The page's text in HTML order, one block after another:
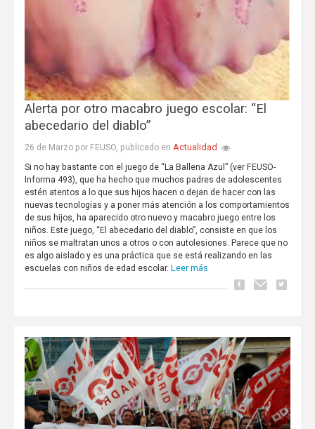
Alerta por otro macabro juego escolar: “El
abecedario del diablo”
26 de Marzo por FEUSO, publicado en Actualidad
Si no hay bastante con el juego de “La Ballena Azul” (ver FEUSO-
Informa 493), que ha hecho que muchos padres de adolescentes
estén atentos a lo que sus hijos hacen o dejan de hacer con las
nuevas tecnologías y a poner más atención a los comportamientos
de sus hijos, ha aparecido otro nuevo y macabro juego entre los
niños. Este juego, “El abecedario del diablo”, consiste en que los
niños se maltratan unos a otros o con autolesiones. Parece que no
es algo aislado y es una práctica que se está realizando en las
escuelas con niños de edad escolar. Leer más